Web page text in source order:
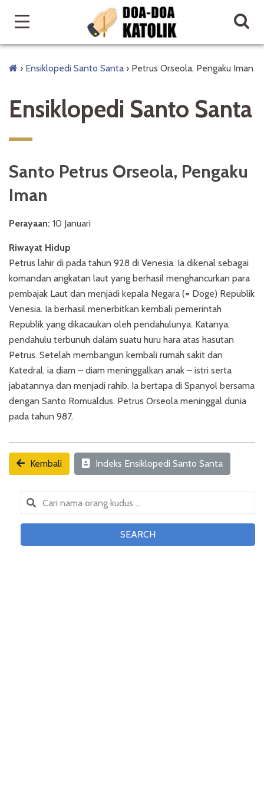
› Ensiklopedi Santo Santa › Petrus Orseola, Pengaku Iman
Ensiklopedi Santo Santa
Santo Petrus Orseola, Pengaku
Iman
Perayaan: 10 Januari
Riwayat Hidup
Petrus lahir di pada tahun 928 di Venesia. Ia dikenal sebagai
komandan angkatan laut yang berhasil menghancurkan para
pembajak Laut dan menjadi kepala Negara (= Doge) Republik
Venesia. Ia berhasil menerbitkan kembali pemerintah
Republik yang dikacaukan oleh pendahulunya. Katanya,
pendahulu terbunuh dalam suatu huru hara atas hasutan
Petrus. Setelah membangun kembali rumah sakit dan
Katedral, ia diam – diam meninggalkan anak – istri serta
jabatannya dan menjadi rahib. Ia bertapa di Spanyol bersama
dengan Santo Romualdus. Petrus Orseola meninggal dunia
pada tahun 987.
Kembali Indeks Ensiklopedi Santo Santa
SEARCH